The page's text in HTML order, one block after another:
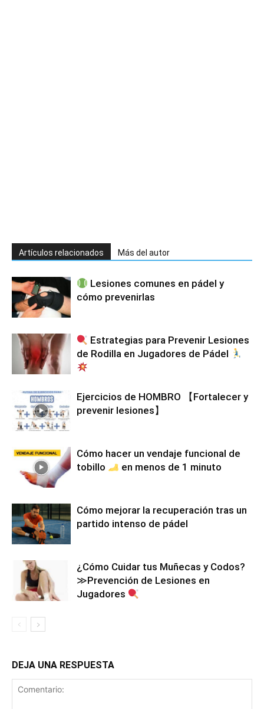
Artículos relacionados Más del autor
Lesiones comunes en pádel y
cómo prevenirlas
Estrategias para Prevenir Lesiones
de Rodilla en Jugadores de Pádel
Ejercicios de HOMBRO 【Fortalecer y
prevenir lesiones】
Cómo hacer un vendaje funcional de
tobillo
en menos de 1 minuto
Cómo mejorar la recuperación tras un
partido intenso de pádel
¿Cómo Cuidar tus Muñecas y Codos?
≫Prevención de Lesiones en
Jugadores
DEJA UNA RESPUESTA